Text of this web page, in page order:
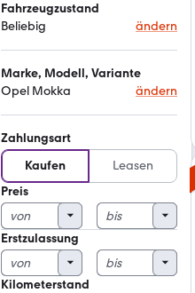
Fahrzeugzustand
Beliebig
ändern
Marke, Modell, Variante
Opel Mokka
ändern
Zahlungsart
Kaufen
Leasen
Preis
Erstzulassung
Kilometerstand